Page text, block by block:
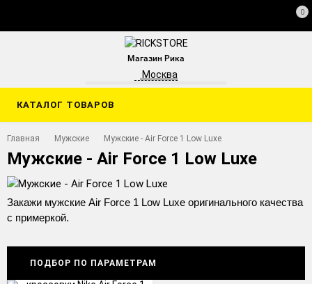
0
Магазин Рика
Москва
КАТАЛОГ ТОВАРОВ
Главная Мужские Мужские - Air Force 1 Low Luxe
Мужские - Air Force 1 Low Luxe
Закажи мужские Air Force 1 Low Luxe оригинального качества
с примеркой.
ПОДБОР ПО ПАРАМЕТРАМ